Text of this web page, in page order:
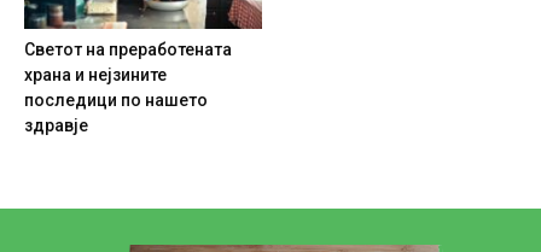
Светот на преработената
храна и нејзините
последици по нашето
здравје